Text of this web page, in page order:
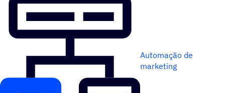
Automação de
marketing